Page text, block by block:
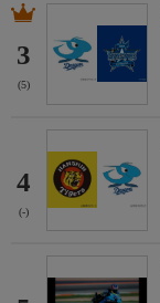
3
(5)
4
(-)